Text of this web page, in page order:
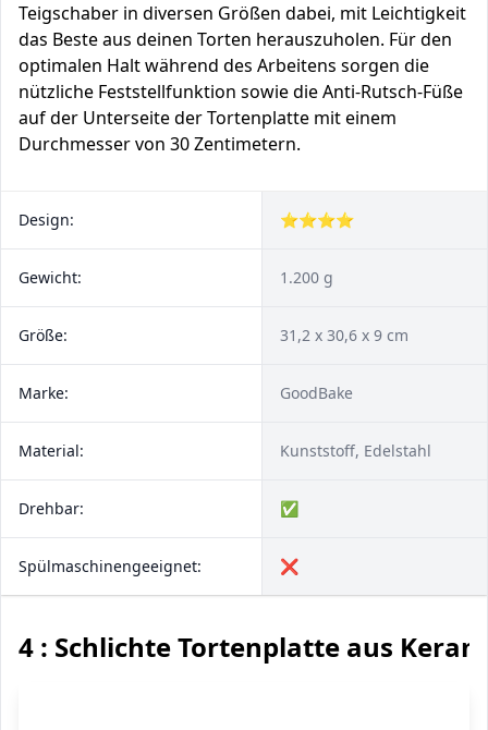
Teigschaber in diversen Größen dabei, mit Leichtigkeit
das Beste aus deinen Torten herauszuholen. Für den
optimalen Halt während des Arbeitens sorgen die
nützliche Feststellfunktion sowie die Anti-Rutsch-Füße
auf der Unterseite der Tortenplatte mit einem
Durchmesser von 30 Zentimetern.
Design: ⭐⭐⭐⭐
Gewicht: 1.200 g
Größe: ‎31,2 x 30,6 x 9 cm
Marke: GoodBake
Material: Kunststoff, Edelstahl
Drehbar: ✅
Spülmaschinengeeignet: ❌
4 : Schlichte Tortenplatte aus